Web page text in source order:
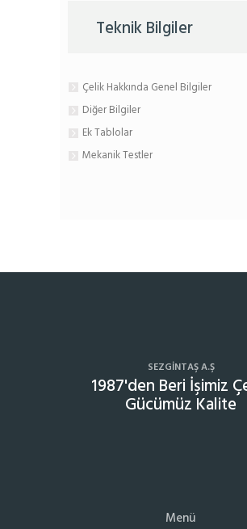
Teknik Bilgiler
Çelik Hakkında Genel Bilgiler
Diğer Bilgiler
Ek Tablolar
Mekanik Testler
SEZGINTAŞ A.Ş
1987'den Beri İşimiz
Gücümüz Kalite
Menü